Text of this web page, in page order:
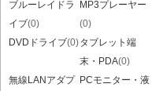
ブルーレイドラ
イブ(0)
MP3プレーヤー
(0)
DVDドライブ(0)タブレット端
末・PDA(0)
無線LANアダプ PCモニター・液